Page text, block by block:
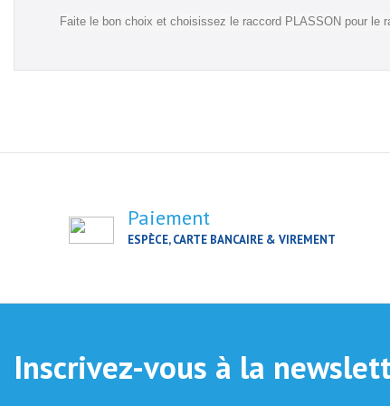
Faite le bon choix et choisissez le raccord PLASSON pour le
Paiement
ESPÈCE, CARTE BANCAIRE & VIREMENT
Inscrivez-vous à la